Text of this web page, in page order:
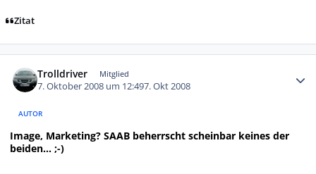
Zitat
Trolldriver Mitglied
7. Oktober 2008 um 12:497. Okt 2008
AUTOR
Image, Marketing? SAAB beherrscht scheinbar keines der
beiden... ;-)